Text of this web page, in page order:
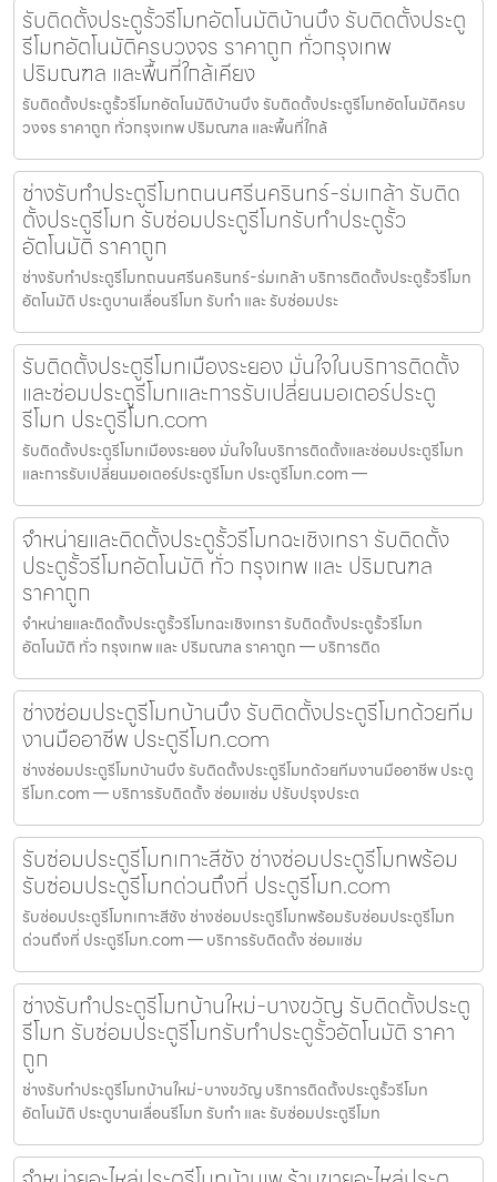
รับติดตั้งประตูรั้วรีโมทอัตโนมัติบ้านบึง รับติดตั้งประตู
รีโมทอัตโนมัติครบวงจร ราคาถูก ทั่วกรุงเทพ
ปริมณฑล และพื้นที่ใกล้เคียง
รับติดตั้งประตูรั้วรีโมทอัตโนมัติบ้านบึง รับติดตั้งประตูรีโมทอัตโนมัติครบ
วงจร ราคาถูก ทั่วกรุงเทพ ปริมณฑล และพื้นที่ใกล้
ช่างรับทำประตูรีโมทถนนศรีนครินทร์-ร่มเกล้า รับติด
ตั้งประตูรีโมท รับซ่อมประตูรีโมทรับทำประตูรั้ว
อัตโนมัติ ราคาถูก
ช่างรับทำประตูรีโมทถนนศรีนครินทร์-ร่มเกล้า บริการติดตั้งประตูรั้วรีโมท
อัตโนมัติ ประตูบานเลื่อนรีโมท รับทำ และ รับซ่อมประ
รับติดตั้งประตูรีโมทเมืองระยอง มั่นใจในบริการติดตั้ง
และซ่อมประตูรีโมทและการรับเปลี่ยนมอเตอร์ประตู
รีโมท ประตูรีโมท.com
รับติดตั้งประตูรีโมทเมืองระยอง มั่นใจในบริการติดตั้งและซ่อมประตูรีโมท
และการรับเปลี่ยนมอเตอร์ประตูรีโมท ประตูรีโมท.com —
จำหน่ายและติดตั้งประตูรั้วรีโมทฉะเชิงเทรา รับติดตั้ง
ประตูรั้วรีโมทอัตโนมัติ ทั่ว กรุงเทพ และ ปริมณฑล
ราคาถูก
จำหน่ายและติดตั้งประตูรั้วรีโมทฉะเชิงเทรา รับติดตั้งประตูรั้วรีโมท
อัตโนมัติ ทั่ว กรุงเทพ และ ปริมณฑล ราคาถูก — บริการติด
ช่างซ่อมประตูรีโมทบ้านบึง รับติดตั้งประตูรีโมทด้วยทีม
งานมืออาชีพ ประตูรีโมท.com
ช่างซ่อมประตูรีโมทบ้านบึง รับติดตั้งประตูรีโมทด้วยทีมงานมืออาชีพ ประตู
รีโมท.com — บริการรับติดตั้ง ซ่อมแซ่ม ปรับปรุงประต
รับซ่อมประตูรีโมทเกาะสีชัง ช่างซ่อมประตูรีโมทพร้อม
รับซ่อมประตูรีโมทด่วนถึงที่ ประตูรีโมท.com
รับซ่อมประตูรีโมทเกาะสีชัง ช่างซ่อมประตูรีโมทพร้อมรับซ่อมประตูรีโมท
ด่วนถึงที่ ประตูรีโมท.com — บริการรับติดตั้ง ซ่อมแซ่ม
ช่างรับทำประตูรีโมทบ้านใหม่-บางขวัญ รับติดตั้งประตู
รีโมท รับซ่อมประตูรีโมทรับทำประตูรั้วอัตโนมัติ ราคา
ถูก
ช่างรับทำประตูรีโมทบ้านใหม่-บางขวัญ บริการติดตั้งประตูรั้วรีโมท
อัตโนมัติ ประตูบานเลื่อนรีโมท รับทำ และ รับซ่อมประตูรีโมท